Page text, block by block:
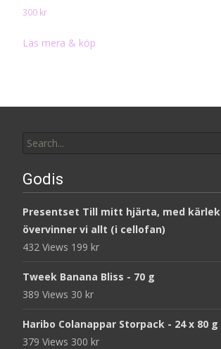
300 kr
Läs mera & köp
for:
Godis
Presentset Till mitt hjärta, med kärlek
övervinner vi allt (i cellofan)
432 Views 199 kr
Tweek Banana Bliss - 70 g
389 Views 30 kr
Haribo Colanappar Storpack - 24 x 80 g
379 Views 300 kr